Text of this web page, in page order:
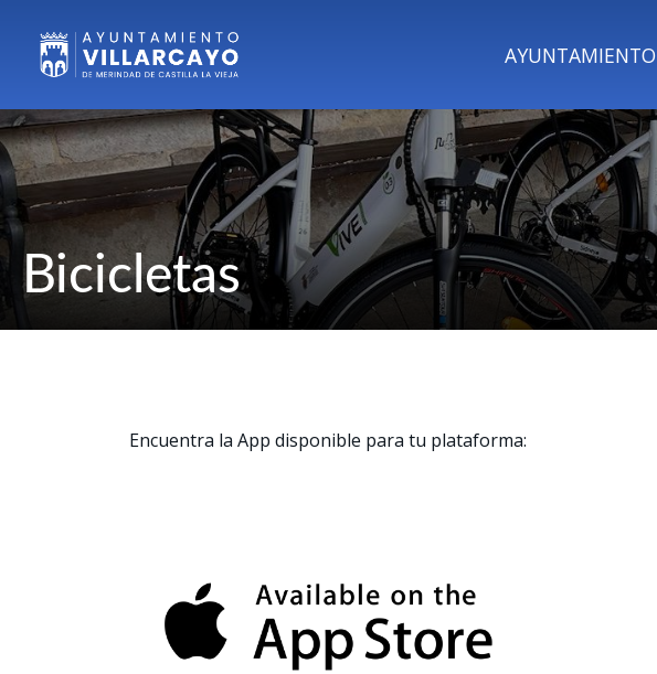
AYUNTAMIENTO
Bicicletas
Encuentra la App disponible para tu plataforma: